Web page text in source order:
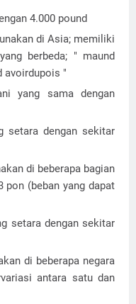
4.000 pound
di Asia; memiliki
berbeda; " maund
avoirdupois "
yang sama dengan
setara dengan sekitar
di beberapa bagian
pon (beban yang dapat
setara dengan sekitar
di beberapa negara
antara satu dan